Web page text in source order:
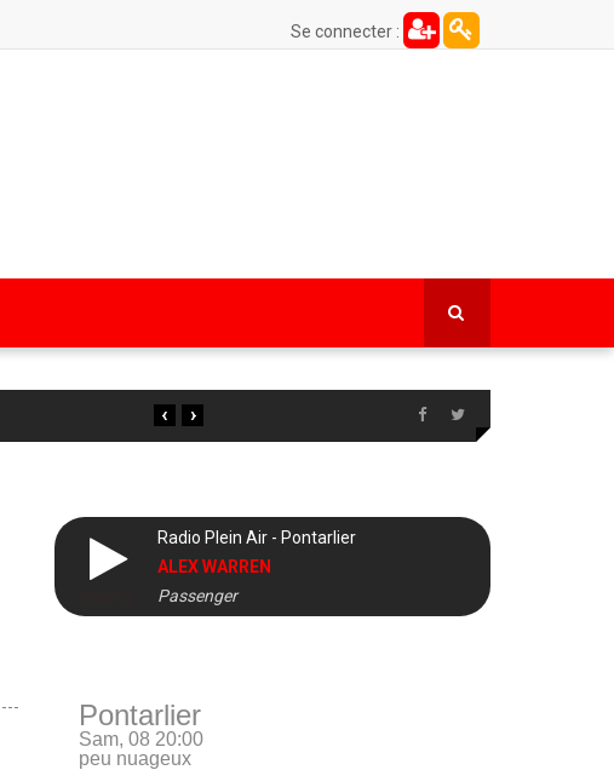
Se connecter :
›
‹
Radio Plein Air - Pontarlier
ALEX WARREN
Passenger
Pontarlier
Sam, 08 20:00
peu nuageux